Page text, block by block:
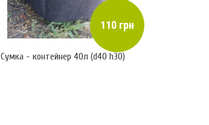
110 грн
Сумка - контейнер 40л (d40 h30)